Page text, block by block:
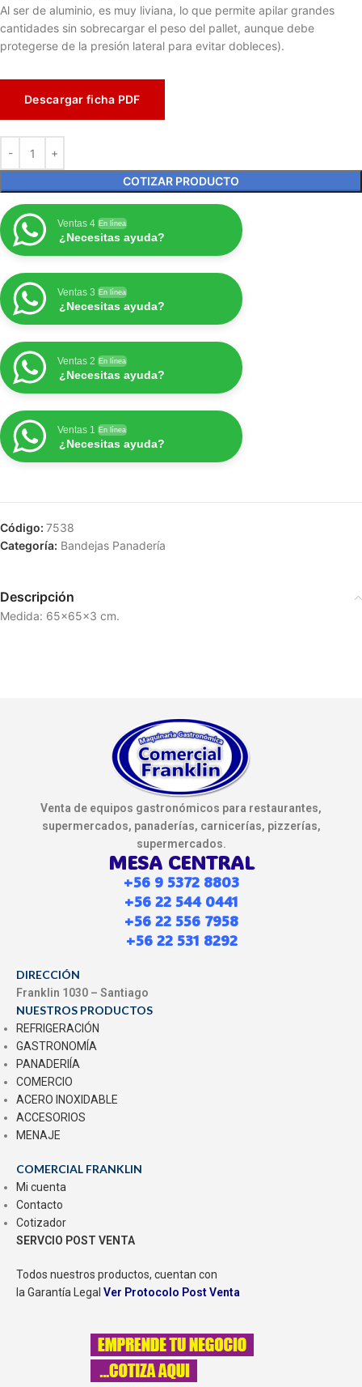
Al ser de aluminio, es muy liviana, lo que permite apilar grandes
cantidades sin sobrecargar el peso del pallet, aunque debe
protegerse de la presión lateral para evitar dobleces).
Descargar ficha PDF
COTIZAR PRODUCTO
Ventas 4 En línea
¿Necesitas ayuda?
Ventas 3 En línea
¿Necesitas ayuda?
Ventas 2 En línea
¿Necesitas ayuda?
Ventas 1 En línea
¿Necesitas ayuda?
Código: 7538
Categoría: Bandejas Panadería
Descripción
Medida: 65x65x3 cm.
Venta de equipos gastronómicos para restaurantes,
supermercados, panaderías, carnicerías, pizzerías,
supermercados.
MESA CENTRAL
+56 9 5372 8803
+56 22 544 0441
+56 22 556 7958
+56 22 531 8292
DIRECCIÓN
Franklin 1030 – Santiago
NUESTROS PRODUCTOS
REFRIGERACIÓN
GASTRONOMÍA
PANADERIÍA
COMERCIO
ACERO INOXIDABLE
ACCESORIOS
MENAJE
COMERCIAL FRANKLIN
Mi cuenta
Contacto
Cotizador
SERVCIO POST VENTA
Todos nuestros productos, cuentan con
la Garantía Legal Ver Protocolo Post Venta